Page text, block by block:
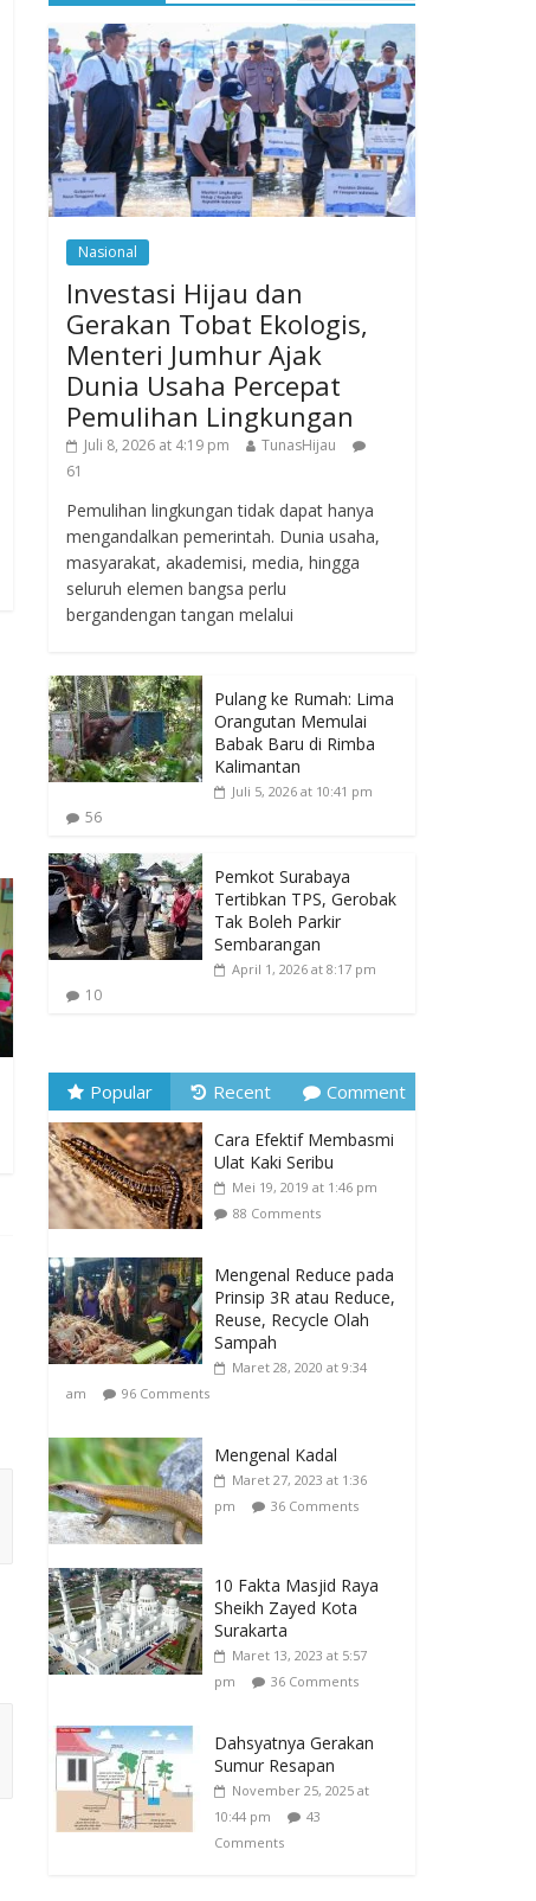
Nasional
Investasi Hijau dan
Gerakan Tobat Ekologis,
Menteri Jumhur Ajak
Dunia Usaha Percepat
Pemulihan Lingkungan
Juli 8, 2026 at 4:19 pm
TunasHijau
61
Pemulihan lingkungan tidak dapat hanya
mengandalkan pemerintah. Dunia usaha,
masyarakat, akademisi, media, hingga
seluruh elemen bangsa perlu
bergandengan tangan melalui
Pulang ke Rumah: Lima
Orangutan Memulai
Babak Baru di Rimba
Kalimantan
Juli 5, 2026 at 10:41 pm
56
Pemkot Surabaya
Tertibkan TPS, Gerobak
Tak Boleh Parkir
Sembarangan
April 1, 2026 at 8:17 pm
10
Popular Recent Comment
Cara Efektif Membasmi
Ulat Kaki Seribu
Mei 19, 2019 at 1:46 pm
88 Comments
Mengenal Reduce pada
Prinsip 3R atau Reduce,
Reuse, Recycle Olah
Sampah
Maret 28, 2020 at 9:34
am
96 Comments
Mengenal Kadal
Maret 27, 2023 at 1:36
pm
36 Comments
10 Fakta Masjid Raya
Sheikh Zayed Kota
Surakarta
Maret 13, 2023 at 5:57
pm
36 Comments
Dahsyatnya Gerakan
Sumur Resapan
November 25, 2025 at
10:44 pm
43
Comments